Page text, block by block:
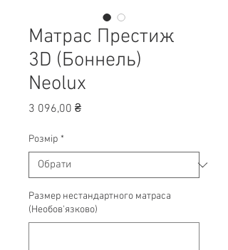
Матрас Престиж
3D (Боннель)
Neolux
3 096,00 ₴Ціна
Розмір *
Размер нестандартного матраса
(Необов'язково)